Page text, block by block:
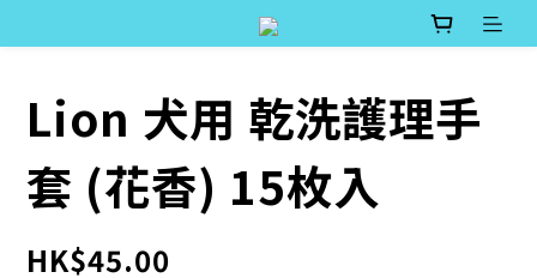
Lion 犬用 乾洗護理手
套 (花香) 15枚入
HK$45.00